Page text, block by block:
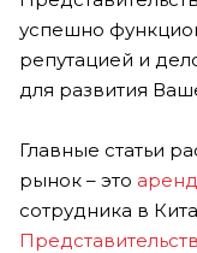
успешно
репутацией и
для развития
Главные статьи
рынок – это
сотрудника в